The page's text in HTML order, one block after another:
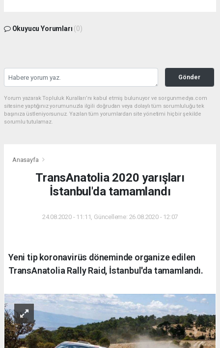
Okuyucu Yorumları (0)
Gönder
Yorum yazarak Topluluk Kuralları’nı kabul etmiş bulunuyor ve sorgunmedya.com
sitesine yaptığınız yorumunuzla ilgili doğrudan veya dolaylı tüm sorumluluğu tek
başınıza üstleniyorsunuz. Yazılan tüm yorumlardan site yönetimi hiçbir şekilde
sorumlu tutulamaz.
Anasayfa
TransAnatolia 2020 yarışları
İstanbul'da tamamlandı
24.08.2020 - 11:11, Güncelleme: 26.08.2020 - 12:07
Yeni tip koronavirüs döneminde organize edilen
TransAnatolia Rally Raid, İstanbul'da tamamlandı.